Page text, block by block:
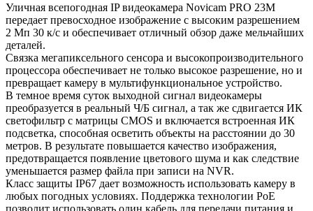
Уличная всепогодная IP видеокамера Novicam PRO 23M
передает превосходное изображение с высоким разрешением
2 Мп 30 к/с и обеспечивает отличный обзор даже мельчайших
деталей.
Связка мегапиксельного сенсора и высокопроизводительного
процессора обеспечивает не только высокое разрешение, но и
превращает камеру в мультифункциональное устройство.
В темное время суток выходной сигнал видеокамеры
преобразуется в реальный Ч/Б сигнал, а так же сдвигается ИК
светофильтр с матрицы CMOS и включается встроенная ИК
подсветка, способная осветить объекты на расстоянии до 30
метров. В результате повышается качество изображения,
предотвращается появление цветового шума и как следствие
уменьшается размер файла при записи на NVR.
Класс защиты IP67 дает возможность использовать камеру в
любых погодных условиях. Поддержка технологии РоЕ
позволит использовать один кабель для передачи питания и